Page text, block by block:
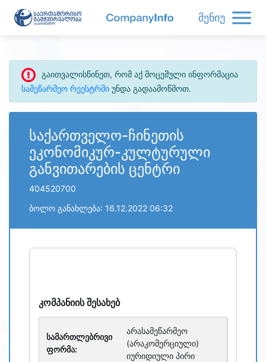
მენიუ
გაითვალისწინეთ, რომ აქ მოცემული ინფორმაცია
სამეწარმეო რეესტრში უნდა გადაამოწმოთ.
საქართველო-ჩინეთის
ეკონომიკურ-კულტურული
განვითარების ცენტრი
404520700
ბოლო განახლება: 16.12.2022 06:32
კომპანიის შესახებ
სამართლებრივი
ფორმა:
არასამეწარმეო
(არაკომერციული)
იურიდიული პირი